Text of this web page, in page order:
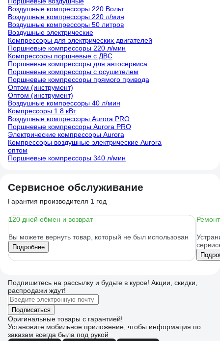
Воздушные компрессоры 220 Вольт
Воздушные компрессоры 220 л/мин
Воздушные компрессоры 50 литров
Воздушные электрические
Компрессоры для электрических двигателей
Поршневые компрессоры 220 л/мин
Компрессоры поршневые с ДВС
Поршневые компрессоры для автосервиса
Поршневые компрессоры с осушителем
Поршневые компрессоры прямого привода
Оптом (инструмент)
Оптом (инструмент)
Воздушные компрессоры 40 л/мин
Компрессоры 1.8 кВт
Воздушные компрессоры Aurora PRO
Поршневые компрессоры Aurora PRO
Электрические компрессоры Aurora
Компрессоры воздушные электрические Aurora
оптом
Поршневые компрессоры 340 л/мин
Сервисное обслуживание
Гарантия производителя 1 год
120 дней обмен и возврат
Вы можете вернуть товар, который не был использован
Подробнее
Подпишитесь на рассылку и будьте в курсе! Акции, скидки,
распродажи ждут!
Подписаться
Оригинальные товары с гарантией!
Установите мобильное приложение, чтобы информация по
заказам всегда была под рукой